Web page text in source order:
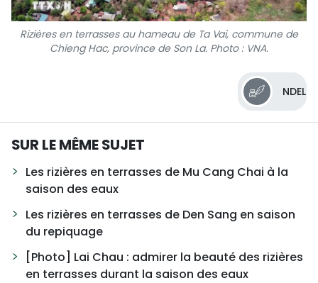
Rizières en terrasses au hameau de Ta Vai, commune de
Chieng Hac, province de Son La. Photo : VNA.
NDEL
SUR LE MÊME SUJET
Les rizières en terrasses de Mu Cang Chai à la
saison des eaux
Les rizières en terrasses de Den Sang en saison
du repiquage
[Photo] Lai Chau : admirer la beauté des rizières
en terrasses durant la saison des eaux